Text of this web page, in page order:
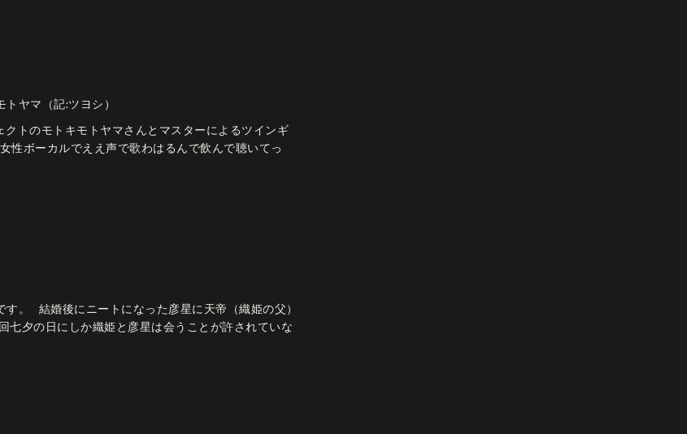
ヤマ（記:ツヨシ）
トのモトキモトヤマさんとマスターによるツインギ
性ボーカルでええ声で歌わはるんで飲んで聴いてっ
。 結婚後にニートになった彦星に天帝（織姫の父）
七夕の日にしか織姫と彦星は会うことが許されていな